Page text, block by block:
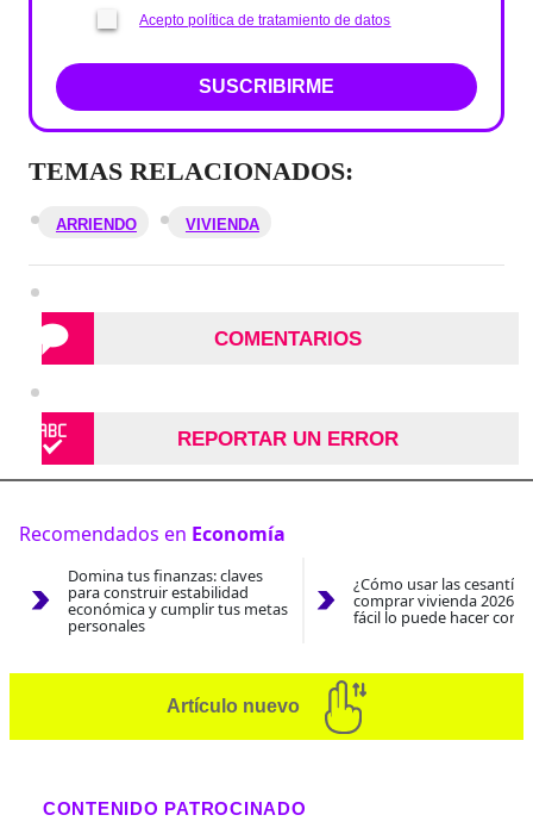
Acepto política de tratamiento de datos
SUSCRIBIRME
TEMAS RELACIONADOS:
ARRIENDO VIVIENDA
COMENTARIOS
REPORTAR UN ERROR
Recomendados en Economía
Domina tus finanzas: claves
para construir estabilidad
económica y cumplir tus metas
personales
¿Cómo usar las
comprar vivienda 2026?
fácil lo puede hacer con
Artículo nuevo
CONTENIDO PATROCINADO